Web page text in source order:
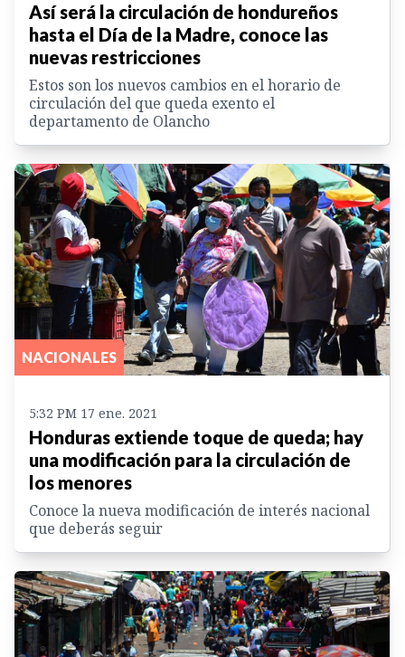
Así será la circulación de hondureños
hasta el Día de la Madre, conoce las
nuevas restricciones
Estos son los nuevos cambios en el horario de
circulación del que queda exento el
departamento de Olancho
NACIONALES
5:32 PM 17 ene. 2021
Honduras extiende toque de queda; hay
una modificación para la circulación de
los menores
Conoce la nueva modificación de interés nacional
que deberás seguir